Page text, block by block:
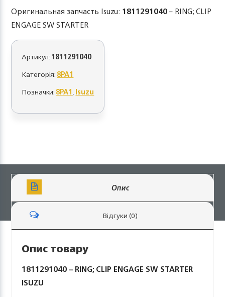
Оригинальная запчасть Isuzu: 1811291040– RING; CLIP
ENGAGE SW STARTER
Артикул:1811291040
Категорія:8PA1
Позначки:8PA1,Isuzu
Опис
Відгуки (0)
Опис товару
1811291040 – RING; CLIP ENGAGE SW STARTER
ISUZU